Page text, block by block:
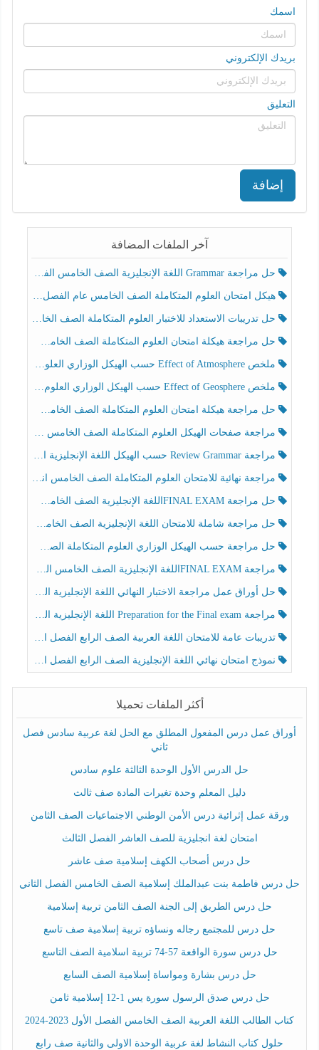
اسمك
بريدك الإلكتروني
التعليق
إضافة
آخر الملفات المضافة
حل مراجعة Grammar اللغة الإنجليزية الصف الخامس الفصل الثالث
هيكل امتحان العلوم المتكاملة الصف الخامس عام الفصل الدراسي الثالث 2025-2026
حل تدريبات الاستعداد للاختبار العلوم المتكاملة الصف الخامس عام الفصل الثالث
حل مراجعة هيكلة امتحان العلوم المتكاملة الصف الخامس انسبير الفصل الثالث
ملخص Effect of Atmosphere حسب الهيكل الوزاري العلوم المتكاملة الصف الخامس انسبير الفصل الثالث
ملخص Effect of Geosphere حسب الهيكل الوزاري العلوم المتكاملة الصف الخامس انسبير الفصل الثالث
حل مراجعة هيكلة امتحان العلوم المتكاملة الصف الخامس عام الفصل الثالث
مراجعة صفحات الهيكل العلوم المتكاملة الصف الخامس انسبير الفصل الثالث
مراجعة Review Grammar حسب الهيكل اللغة الإنجليزية الصف الخامس الفصل الثالث
مراجعة نهائية للامتحان العلوم المتكاملة الصف الخامس انسبير الفصل الثالث
حل مراجعة FINAL EXAMاللغة الإنجليزية الصف الخامس الفصل الثالث
حل مراجعة شاملة للامتحان اللغة الإنجليزية الصف الخامس الفصل الثالث
حل مراجعة حسب الهيكل الوزاري العلوم المتكاملة الصف الخامس عام الفصل الثالث
مراجعة FINAL EXAMاللغة الإنجليزية الصف الخامس الفصل الثالث
حل أوراق عمل مراجعة الاختبار النهائي اللغة الإنجليزية الصف الرابع الفصل الثالث
مراجعة Preparation for the Final exam اللغة الإنجليزية الصف الرابع الفصل الثالث
تدريبات عامة للامتحان اللغة العربية الصف الرابع الفصل الثالث
نموذج امتحان نهائي اللغة الإنجليزية الصف الرابع الفصل الثالث
أكثر الملفات تحميلا
أوراق عمل درس المفعول المطلق مع الحل لغة عربية سادس فصل
ثاني
حل الدرس الأول الوحدة الثالثة علوم سادس
دليل المعلم وحدة تغيرات المادة صف ثالث
ورقة عمل إثرائية درس الأمن الوطني الاجتماعيات الصف الثامن
امتحان لغة انجليزية للصف العاشر الفصل الثالث
حل درس أصحاب الكهف إسلامية صف عاشر
حل درس فاطمة بنت عبدالملك إسلامية الصف الخامس الفصل الثاني
حل درس الطريق إلى الجنة الصف الثامن تربية إسلامية
حل درس للمجتمع رجاله ونساؤه تربية إسلامية صف تاسع
حل درس سورة الواقعة 57-74 تربية اسلامية الصف التاسع
حل درس بشارة ومواساة إسلامية الصف السابع
حل درس صدق الرسول سورة يس 1-12 إسلامية ثامن
كتاب الطالب اللغة العربية الصف الخامس الفصل الأول 2023-2024
حلول كتاب النشاط لغة عربية الوحدة الاولى والثانية صف رابع